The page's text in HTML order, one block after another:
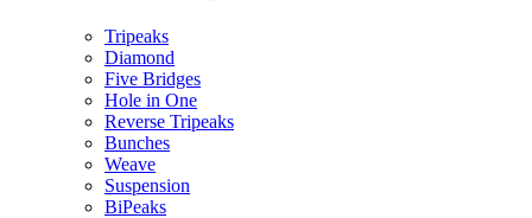
Tripeaks
Diamond
Five Bridges
Hole in One
Reverse Tripeaks
Bunches
Weave
Suspension
BiPeaks